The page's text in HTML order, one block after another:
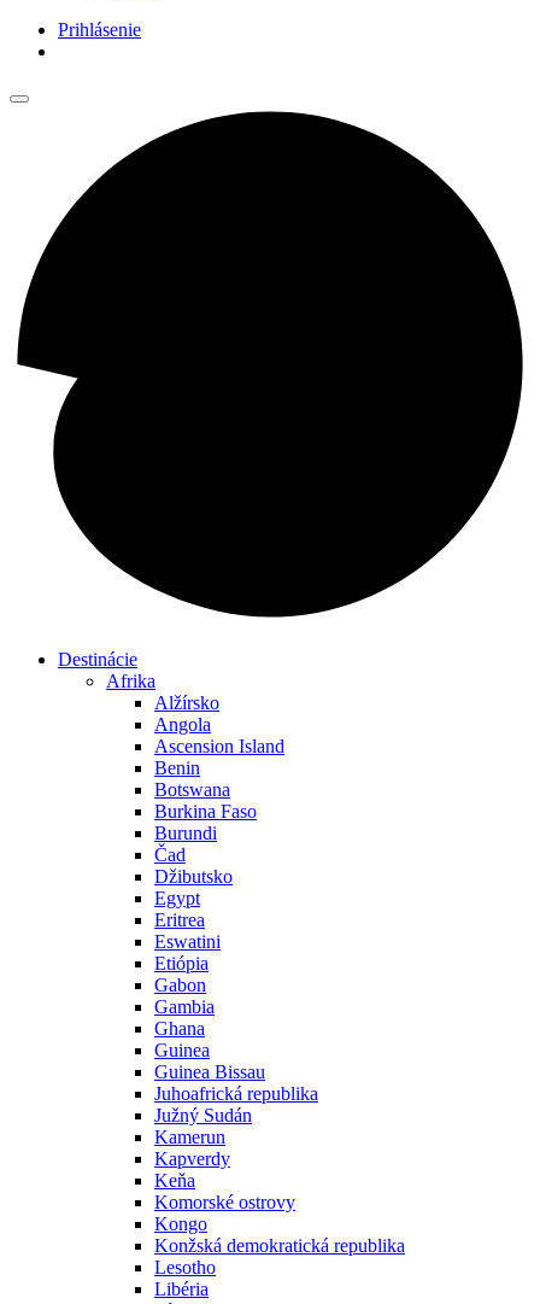
Prihlásenie
Destinácie
Afrika
Alžírsko
Angola
Ascension Island
Benin
Botswana
Burkina Faso
Burundi
Čad
Džibutsko
Egypt
Eritrea
Eswatini
Etiópia
Gabon
Gambia
Ghana
Guinea
Guinea Bissau
Juhoafrická republika
Južný Sudán
Kamerun
Kapverdy
Keňa
Komorské ostrovy
Kongo
Konžská demokratická republika
Lesotho
Libéria